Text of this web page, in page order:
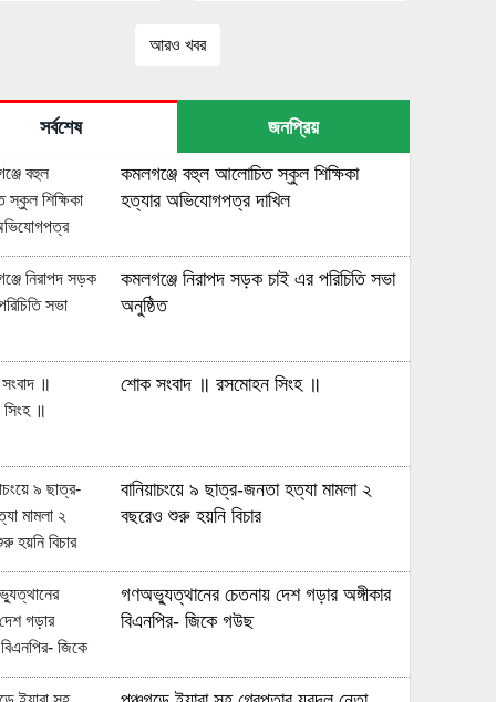
আরও খবর
সর্বশেষ জনপ্রিয়
কমলগঞ্জে বহুল আলোচিত স্কুল শিক্ষিকা
হত্যার অভিযোগপত্র দাখিল
কমলগঞ্জে নিরাপদ সড়ক চাই এর পরিচিতি সভা
অনুষ্ঠিত
শোক সংবাদ ॥ রসমোহন সিংহ ॥
বানিয়াচংয়ে ৯ ছাত্র-জনতা হত্যা মামলা ২
বছরেও শুরু হয়নি বিচার
গণঅভ্যুত্থানের চেতনায় দেশ গড়ার অঙ্গীকার
বিএনপির- জিকে গউছ